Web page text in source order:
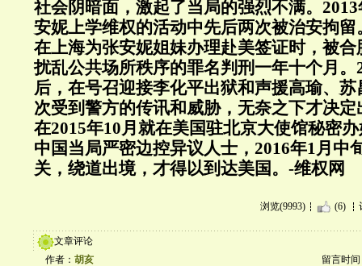
社会阴暗面，激起了当局的强烈不满。
安妮上学维权的活动中先后两次被治安拘留
在上海为张安妮姐妹办理赴美签证时，被
扰乱公共场所秩序的罪名判刑一年十个月。
后，在号召迎接李化平出狱和声援高瑜、
次受到警方的传讯和威胁，无奈之下才决定
在2015年10月就在美国驻北京大使馆秘密
中国当局严密边控异议人士，2016年1月中
关，绕道出境，才得以到达美国。 -维权网
浏览(9993) (6)
文章评论
作者： 胡亥 留言时间